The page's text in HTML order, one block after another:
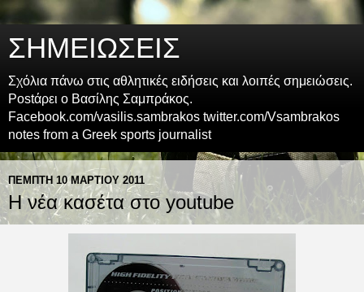
ΣΗΜΕΙΩΣΕΙΣ
Σχόλια πάνω στις αθλητικές ειδήσεις και λοιπές σημειώσεις.
Postάρει ο Βασίλης Σαμπράκος.
Facebook.com/vasilis.sambrakos twitter.com/Vsambrakos
notes from a Greek sports journalist
ΠΈΜΠΤΗ 10 ΜΑΡΤΊΟΥ 2011
Η νέα κασέτα στο youtube